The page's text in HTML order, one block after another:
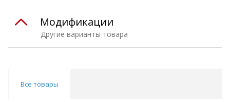
Другие варианты товара
Модификации
Все товары